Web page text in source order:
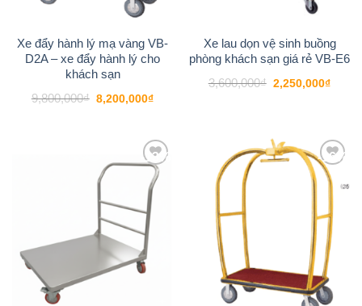
Xe đẩy hành lý mạ vàng VB-
D2A – xe đẩy hành lý cho
khách sạn
9,800,000₫ Giá
gốc
8,200,000₫Giá
8,200,000₫.
Xe lau dọn vệ sinh buồng
phòng khách sạn giá rẻ VB-E6
3,600,000₫ Giá
gốc
2,250,000₫Giá
-13%
Add to
wishlist
-16%
Add to
wishlist